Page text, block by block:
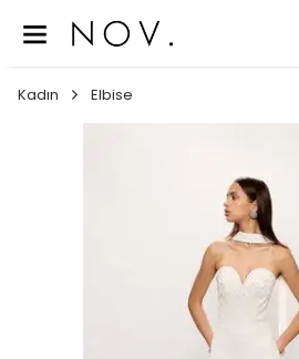
Kadın Elbise